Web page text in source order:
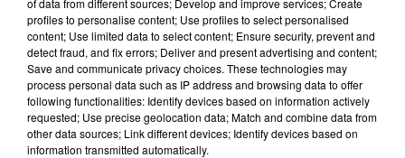
of data from different sources; Develop and improve services; Create
profiles to personalise content; Use profiles to select personalised
content; Use limited data to select content; Ensure security, prevent and
detect fraud, and fix errors; Deliver and present advertising and content;
Save and communicate privacy choices. These technologies may
process personal data such as IP address and browsing data to offer
following functionalities: Identify devices based on information actively
requested; Use precise geolocation data; Match and combine data from
other data sources; Link different devices; Identify devices based on
information transmitted automatically.